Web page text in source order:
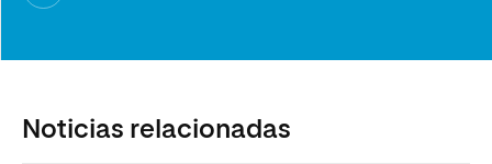
Noticias relacionadas